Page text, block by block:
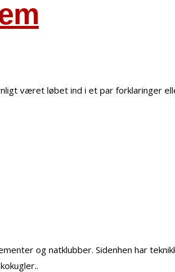
været løbet ind i et par forklaringer
og natklubber. Sidenhen har